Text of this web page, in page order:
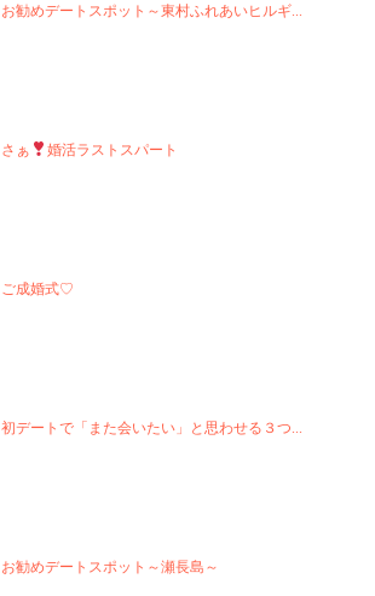
お勧めデートスポット～東村ふれあいヒルギ...
さぁ 婚活ラストスパート
ご成婚式♡
初デートで「また会いたい」と思わせる３つ...
お勧めデートスポット～瀬長島～